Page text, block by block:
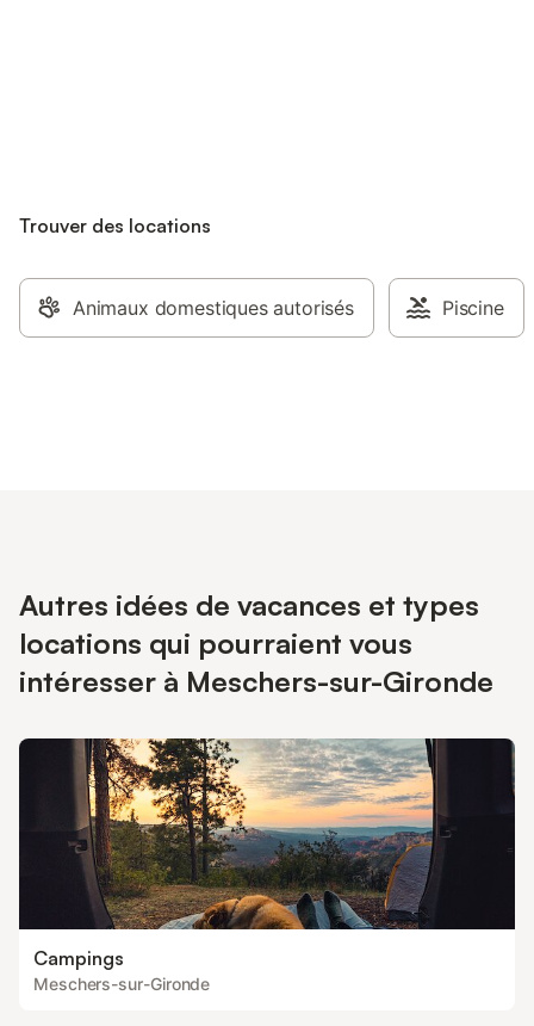
Trouver des locations
Animaux domestiques autorisés Piscine
Autres idées de vacances et types
locations qui pourraient vous
intéresser à Meschers-sur-Gironde
Campings
Meschers-sur-Gironde